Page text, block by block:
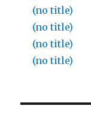
(no title)
(no title)
(no title)
(no title)